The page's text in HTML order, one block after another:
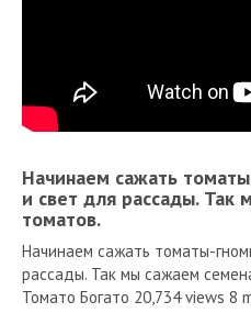
Начинаем сажать
и свет для рассады. Так
томатов.
Начинаем сажать томаты-
рассады. Так мы сажаем
Томато Богато 20,734 views 8